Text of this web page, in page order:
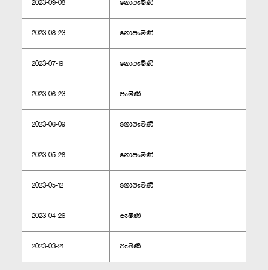
2023-09-08 නොපැමිණි
2023-08-23 නොපැමිණි
2023-07-19 නොපැමිණි
2023-06-23 පැමිණි
2023-06-09 නොපැමිණි
2023-05-26 නොපැමිණි
2023-05-12 නොපැමිණි
2023-04-26 පැමිණි
2023-03-21 පැමිණි